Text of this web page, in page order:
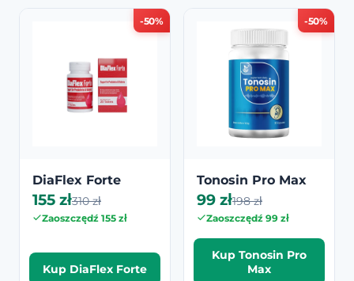
-50%
DiaFlex Forte
155 zł310 zł
Zaoszczędź 155 zł
Kup DiaFlex Forte
-50%
Tonosin Pro Max
99 zł198 zł
Zaoszczędź 99 zł
Kup Tonosin Pro
Max